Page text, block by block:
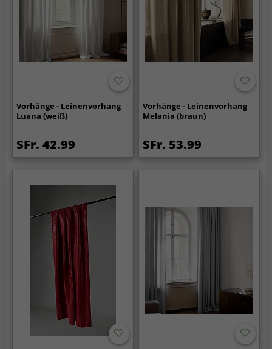
Vorhänge - Leinenvorhang
Luana (weiß)
SFr. 42.99
Vorhänge - Leinenvorhang
Melania (braun)
SFr. 53.99